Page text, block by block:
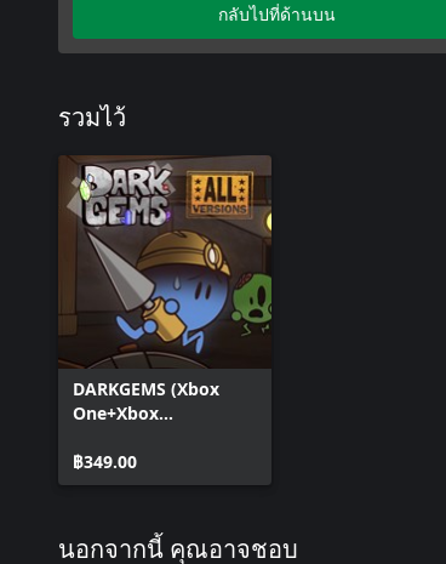
กลับไปที่ด้านบน
รวมไว้
DARKGEMS (Xbox
One+Xbox
฿349.00
นอกจากนี้ คุณอาจชอบ